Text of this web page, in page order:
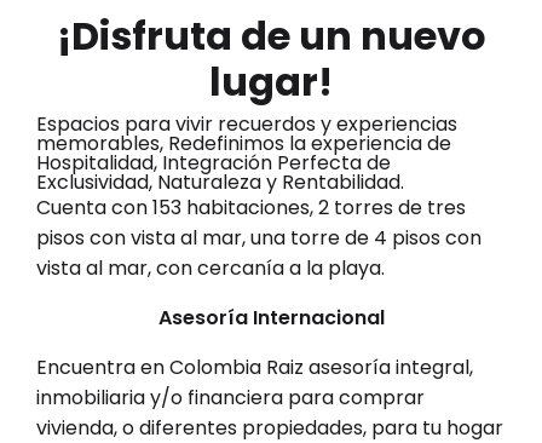
¡Disfruta de un nuevo
lugar!
Espacios para vivir recuerdos y experiencias
memorables, Redefinimos la experiencia de
Hospitalidad, Integración Perfecta de
Exclusividad, Naturaleza y Rentabilidad.
Cuenta con 153 habitaciones, 2 torres de tres
pisos con vista al mar, una torre de 4 pisos con
vista al mar, con cercanía a la playa.
Asesoría Internacional
Encuentra en Colombia Raiz asesoría integral,
inmobiliaria y/o financiera para comprar
vivienda, o diferentes propiedades, para tu hogar